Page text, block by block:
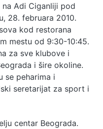
Adi Ciganliji pod
28. februara 2010.
kod restorana
mestu od 9:30-10:45.
za sve klubove i
i šire okoline.
se peharima i
seretarijat za sport i
centar Beograda.